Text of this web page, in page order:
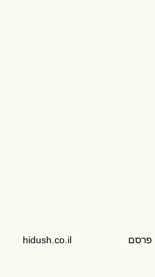
פרסם
hidush.co.il